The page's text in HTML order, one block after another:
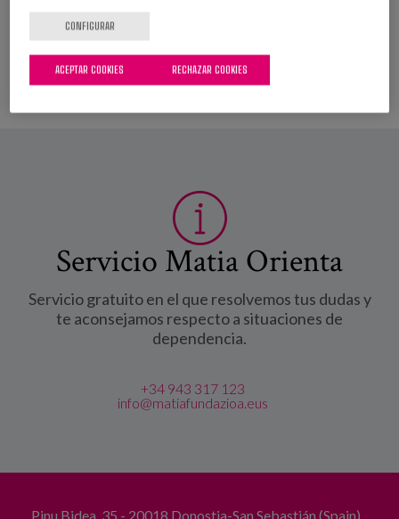
Leer mássobre III. Evento internacional de intercambio de
conocimientos PAAR-net
Servicio Matia Orienta
Servicio gratuito en el que resolvemos tus dudas y
te aconsejamos respecto a situaciones de
dependencia.
+34 943 317 123
info@matiafundazioa.eus
Pinu Bidea, 35 - 20018 Donostia-San Sebastián (Spain)
CONFIGURAR
RECHAZAR COOKIES
ACEPTAR COOKIES